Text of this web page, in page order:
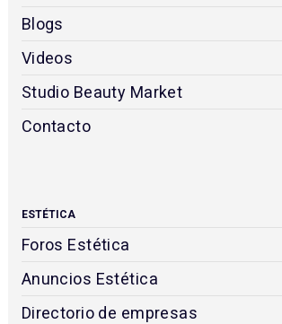
Blogs
Videos
Studio Beauty Market
Contacto
ESTÉTICA
Foros Estética
Anuncios Estética
Directorio de empresas